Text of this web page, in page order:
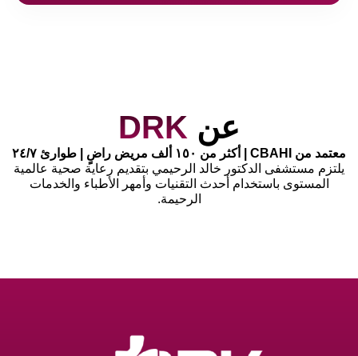
عن DRK
معتمد من CBAHI | أكثر من ١٥٠ ألف مريض راضٍ | طوارئ ٢٤/٧
يلتزم مستشفى الدكتور خالد الرحيمي بتقديم رعاية صحية عالمية
المستوى باستخدام أحدث التقنيات وأمهر الأطباء والخدمات
الرحيمة.